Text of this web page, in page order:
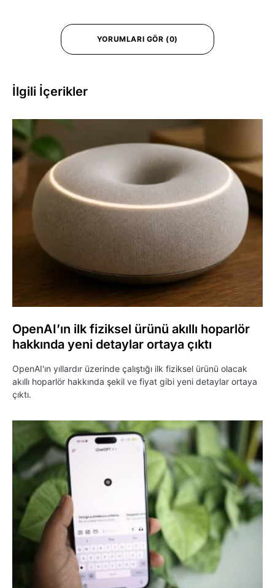
YORUMLARI GÖR (0)
İlgili İçerikler
OpenAI’ın ilk fiziksel ürünü akıllı hoparlör
hakkında yeni detaylar ortaya çıktı
OpenAI'ın yıllardır üzerinde çalıştığı ilk fiziksel ürünü olacak
akıllı hoparlör hakkında şekil ve fiyat gibi yeni detaylar ortaya
çıktı.